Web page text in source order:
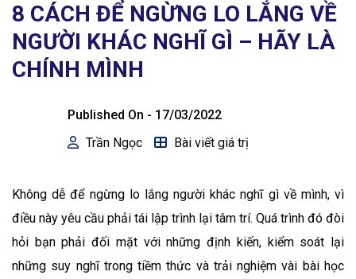
8 CÁCH ĐỂ NGỪNG LO LẮNG VỀ
NGƯỜI KHÁC NGHĨ GÌ – HÃY LÀ
CHÍNH MÌNH
Published On - 17/03/2022
Trần Ngọc
Bài viết giá trị
Không dễ để ngừng lo lắng người khác nghĩ gì về mình, vì
điều này yêu cầu phải tái lập trình lại tâm trí. Quá trình đó đòi
hỏi bạn phải đối mặt với những định kiến, kiểm soát lại
những suy nghĩ trong tiềm thức và trải nghiệm vài bài học